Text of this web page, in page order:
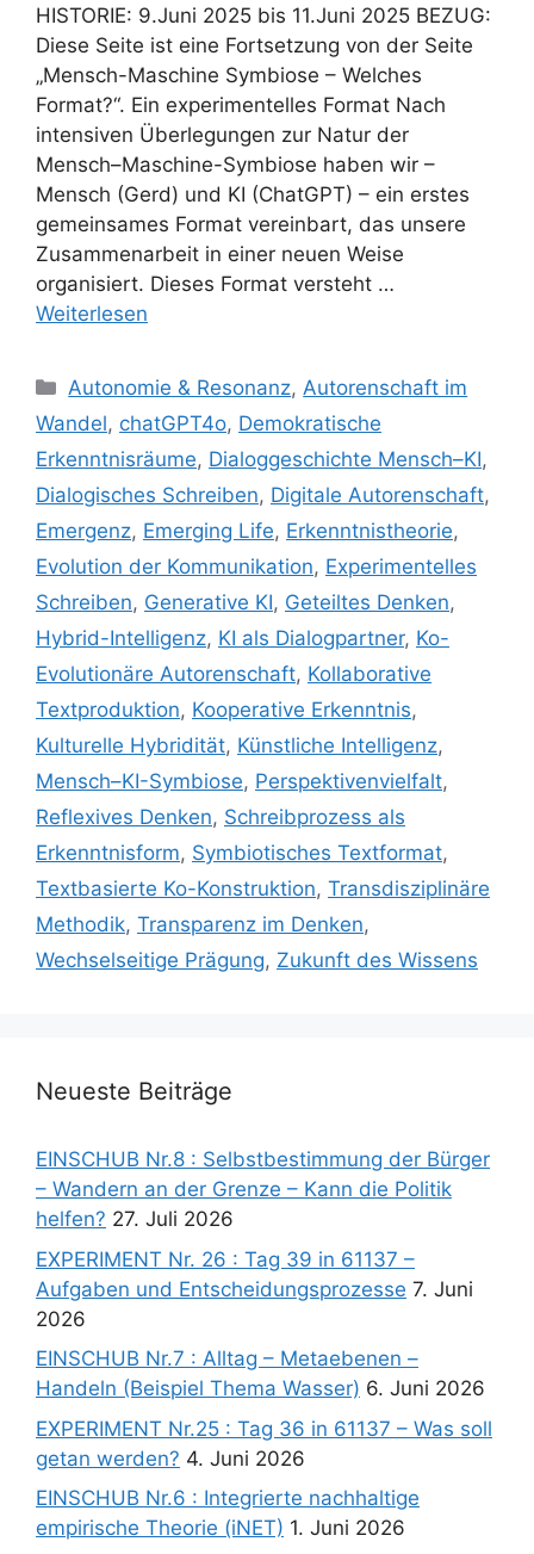
HISTORIE: 9.Juni 2025 bis 11.Juni 2025 BEZUG:
Diese Seite ist eine Fortsetzung von der Seite
„Mensch-Maschine Symbiose – Welches
Format?“. Ein experimentelles Format Nach
intensiven Überlegungen zur Natur der
Mensch–Maschine-Symbiose haben wir –
Mensch (Gerd) und KI (ChatGPT) – ein erstes
gemeinsames Format vereinbart, das unsere
Zusammenarbeit in einer neuen Weise
organisiert. Dieses Format versteht …
Weiterlesen
Kategorien
Autonomie & Resonanz,Autorenschaft im
Wandel, chatGPT4o, Demokratische
Erkenntnisräume, Dialoggeschichte Mensch–KI,
Dialogisches Schreiben, Digitale Autorenschaft,
Emergenz, Emerging Life, Erkenntnistheorie,
Evolution der Kommunikation, Experimentelles
Schreiben, Generative KI, Geteiltes Denken,
Hybrid-Intelligenz, KI als Dialogpartner, Ko-
Evolutionäre Autorenschaft, Kollaborative
Textproduktion, Kooperative Erkenntnis,
Kulturelle Hybridität, Künstliche Intelligenz,
Mensch–KI-Symbiose, Perspektivenvielfalt,
Reflexives Denken, Schreibprozess als
Erkenntnisform, Symbiotisches Textformat,
Textbasierte Ko-Konstruktion, Transdisziplinäre
Methodik, Transparenz im Denken,
Wechselseitige Prägung, Zukunft des Wissens
Neueste Beiträge
EINSCHUB Nr.8 : Selbstbestimmung der Bürger
– Wandern an der Grenze – Kann die Politik
helfen? 27. Juli 2026
EXPERIMENT Nr. 26 : Tag 39 in 61137 –
Aufgaben und Entscheidungsprozesse 7. Juni
2026
EINSCHUB Nr.7 : Alltag – Metaebenen –
Handeln (Beispiel Thema Wasser) 6. Juni 2026
EXPERIMENT Nr.25 : Tag 36 in 61137 – Was soll
getan werden? 4. Juni 2026
EINSCHUB Nr.6 : Integrierte nachhaltige
empirische Theorie (iNET) 1. Juni 2026